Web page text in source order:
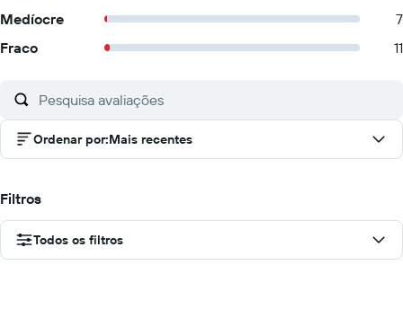
Medíocre
7
Fraco
11
Ordenar por:Mais recentes
Filtros
Todos os filtros